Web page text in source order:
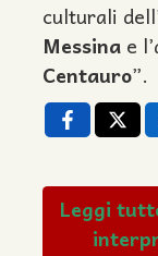
culturali
Messina e
Centauro”.
Leggi